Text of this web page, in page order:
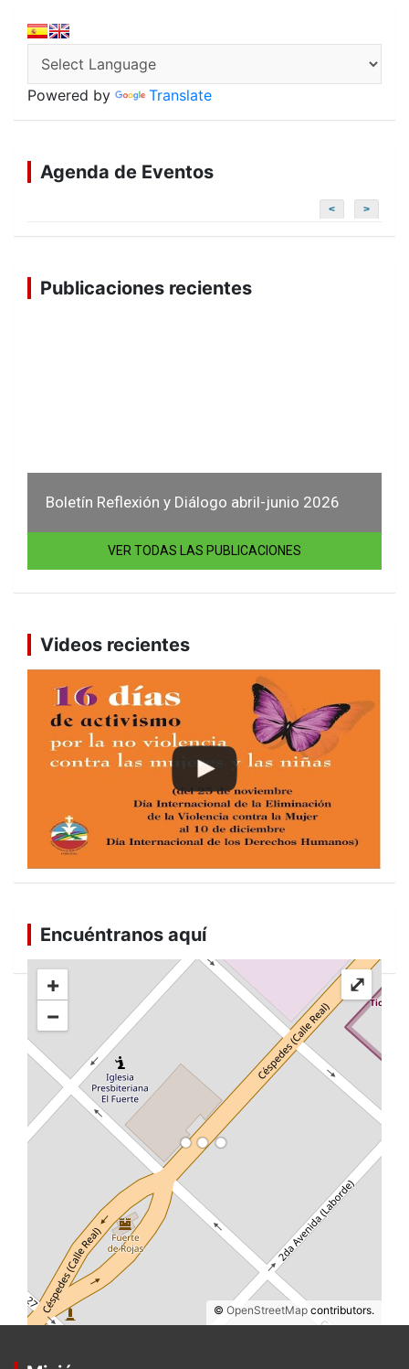
o
o
k
p
p
Powered by Translate
Agenda de Eventos
< >
Publicaciones recientes
Boletín Reflexión y Diálogo abril-junio 2026
VER TODAS LAS PUBLICACIONES
Videos recientes
Encuéntranos aquí
+
−
© OpenStreetMap contributors.
⤢